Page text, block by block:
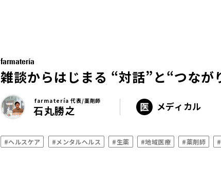
farmatería
雑談からはじまる “対話”と“つなが
farmatería 代表/薬剤師
石丸勝之 メディカル
#ヘルスケア #メンタルヘルス #生薬 #地域医療 #薬剤師